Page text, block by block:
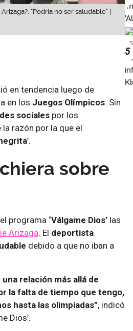
"Podría no ser saludable" |
en tendencia luego de
en los Juegos Olímpicos. Sin
sociales por los
la razón por la que el
’.
sobre
programa ‘Válgame Dios’ las
Arizaga. El deportista
debido a que no iban a
relación más allá de
la falta de tiempo que tengo,
hasta las olimpiadas”, indicó
Dios’.
5